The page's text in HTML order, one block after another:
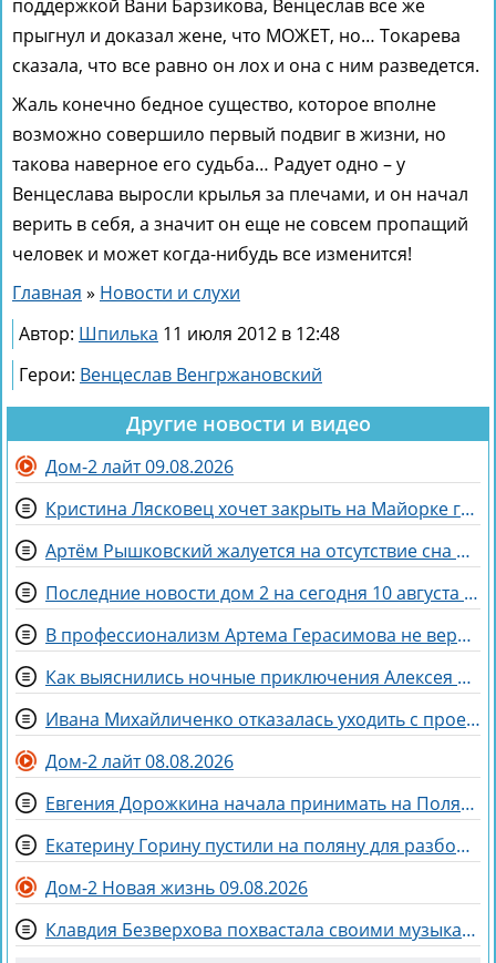
поддержкой Вани Барзикова, Венцеслав все же
прыгнул и доказал жене, что МОЖЕТ, но… Токарева
сказала, что все равно он лох и она с ним разведется.
Жаль конечно бедное существо, которое вполне
возможно совершило первый подвиг в жизни, но
такова наверное его судьба… Радует одно – у
Венцеслава выросли крылья за плечами, и он начал
верить в себя, а значит он еще не совсем пропащий
человек и может когда-нибудь все изменится!
Главная » Новости и слухи
Автор: Шпилька 11 июля 2012 в 12:48
Герои: Венцеслав Венгржановский
Другие новости и видео
Дом-2 лайт 09.08.2026
Кристина Лясковец хочет закрыть на Майорке гештальт
Артём Рышковский жалуется на отсутствие сна из-за Нади Ермаковой
Последние новости дом 2 на сегодня 10 августа 2026
В профессионализм Артема Герасимова не верят зрители Дома 2
Как выяснились ночные приключения Алексея Адеева, спасающего мир поэзией
Ивана Михайличенко отказалась уходить с проекта за Алексеем Адеевым
Дом-2 лайт 08.08.2026
Евгения Дорожкина начала принимать на Поляне первых клиенток
Екатерину Горину пустили на поляну для разборок с парой Хорошевых
Дом-2 Новая жизнь 09.08.2026
Клавдия Безверхова похвастала своими музыкальными успехами